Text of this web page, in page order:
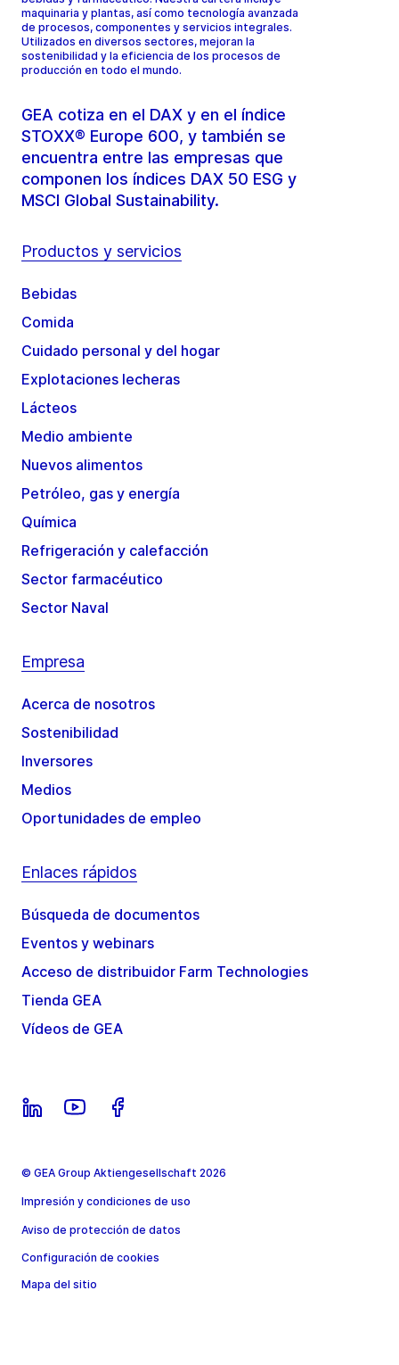
maquinaria y plantas, así como tecnología avanzada
de procesos, componentes y servicios integrales.
Utilizados en diversos sectores, mejoran la
sostenibilidad y la eficiencia de los procesos de
producción en todo el mundo.
GEA cotiza en el DAX y en el índice
STOXX® Europe 600, y también se
encuentra entre las empresas que
componen los índices DAX 50 ESG y
MSCI Global Sustainability.
Productos y servicios
Bebidas
Comida
Cuidado personal y del hogar
Explotaciones lecheras
Lácteos
Medio ambiente
Nuevos alimentos
Petróleo, gas y energía
Química
Refrigeración y calefacción
Sector farmacéutico
Sector Naval
Empresa
Acerca de nosotros
Sostenibilidad
Inversores
Medios
Oportunidades de empleo
Enlaces rápidos
Búsqueda de documentos
Eventos y webinars
Acceso de distribuidor Farm Technologies
Tienda GEA
Vídeos de GEA
© GEA Group Aktiengesellschaft 2026
Impresión y condiciones de uso
Aviso de protección de datos
Configuración de cookies
Mapa del sitio